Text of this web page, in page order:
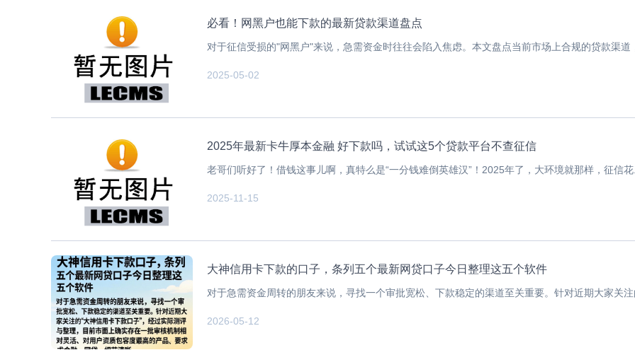
必看！网黑户也能下款的最新贷款渠道盘点
对于征信受损的"网黑户"来说，急需资金时往往会陷入焦虑。本文盘点当前市场上合规的贷款渠道
2025-05-02
2025年最新卡牛厚本金融 好下款吗，试试这5个贷款平台不查征信
老哥们听好了！借钱这事儿啊，真特么是“一分钱难倒英雄汉”！2025年了，大环境就那样，征信花
2025-11-15
大神信用卡下款的口子，条列五个最新网贷口子今日整理这五个软件
对于急需资金周转的朋友来说，寻找一个审批宽松、下款稳定的渠道至关重要。针对近期大家关注
2026-05-12